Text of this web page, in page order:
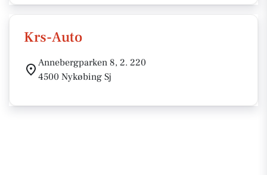
Krs-Auto
Annebergparken 8, 2. 220
4500 Nykøbing Sj